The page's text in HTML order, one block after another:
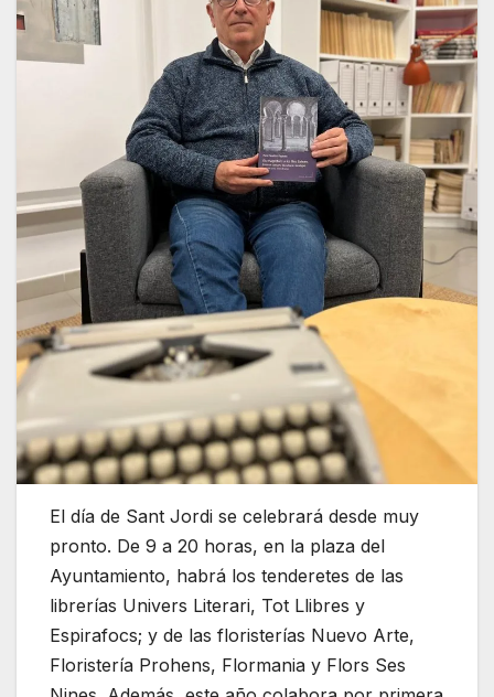
El día de Sant Jordi se celebrará desde muy
pronto. De 9 a 20 horas, en la plaza del
Ayuntamiento, habrá los tenderetes de las
librerías Univers Literari, Tot Llibres y
Espirafocs; y de las floristerías Nuevo Arte,
Floristería Prohens, Flormania y Flors Ses